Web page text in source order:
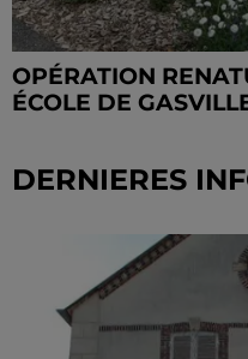
OPÉRATION
ÉCOLE DE
DERNIERES